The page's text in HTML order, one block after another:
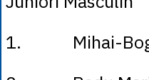
1. Mihai-